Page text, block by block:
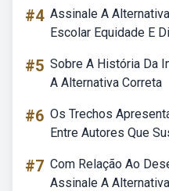
#4 Assinale A
Escolar Equidade E
#5 Sobre A História Da
A Alternativa Correta
#6 Os Trechos
Entre Autores Que
#7 Com Relação Ao
Assinale A